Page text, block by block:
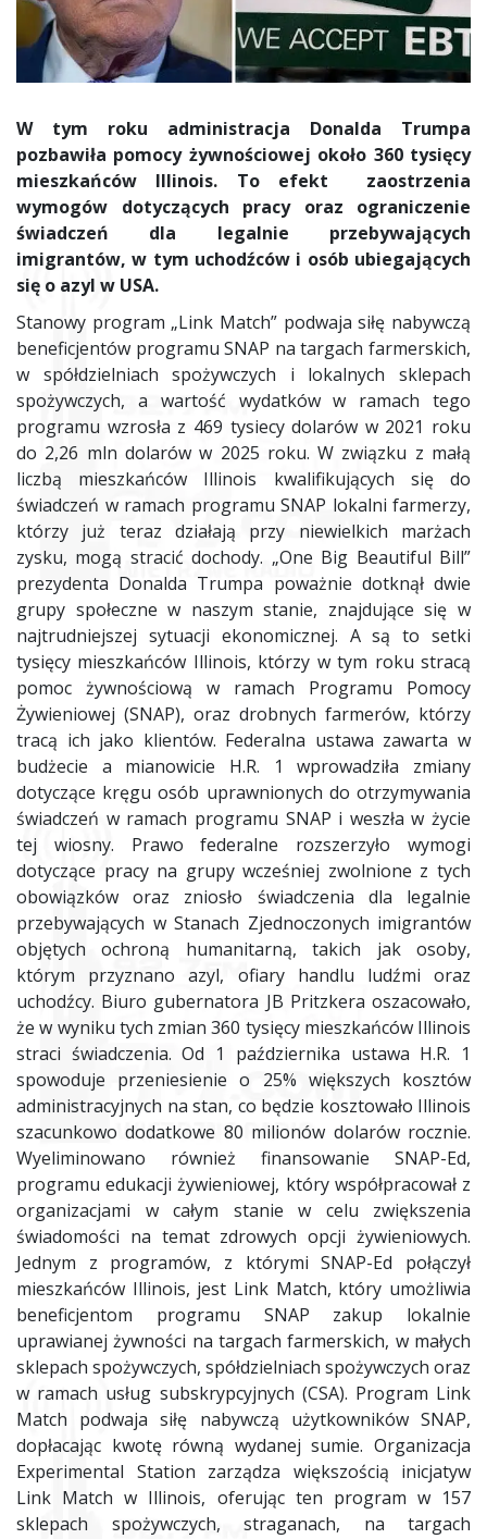
W tym roku administracja Donalda Trumpa
pozbawiła pomocy żywnościowej około 360 tysięcy
mieszkańców Illinois. To efekt zaostrzenia
wymogów dotyczących pracy oraz ograniczenie
świadczeń dla legalnie przebywających
imigrantów, w tym uchodźców i osób ubiegających
się o azyl w USA.
Stanowy program „Link Match” podwaja siłę nabywczą
beneficjentów programu SNAP na targach farmerskich,
w spółdzielniach spożywczych i lokalnych sklepach
spożywczych, a wartość wydatków w ramach tego
programu wzrosła z 469 tysiecy dolarów w 2021 roku
do 2,26 mln dolarów w 2025 roku. W związku z małą
liczbą mieszkańców Illinois kwalifikujących się do
świadczeń w ramach programu SNAP lokalni farmerzy,
którzy już teraz działają przy niewielkich marżach
zysku, mogą stracić dochody. „One Big Beautiful Bill”
prezydenta Donalda Trumpa poważnie dotknął dwie
grupy społeczne w naszym stanie, znajdujące się w
najtrudniejszej sytuacji ekonomicznej. A są to setki
tysięcy mieszkańców Illinois, którzy w tym roku stracą
pomoc żywnościową w ramach Programu Pomocy
Żywieniowej (SNAP), oraz drobnych farmerów, którzy
tracą ich jako klientów. Federalna ustawa zawarta w
budżecie a mianowicie H.R. 1 wprowadziła zmiany
dotyczące kręgu osób uprawnionych do otrzymywania
świadczeń w ramach programu SNAP i weszła w życie
tej wiosny. Prawo federalne rozszerzyło wymogi
dotyczące pracy na grupy wcześniej zwolnione z tych
obowiązków oraz zniosło świadczenia dla legalnie
przebywających w Stanach Zjednoczonych imigrantów
objętych ochroną humanitarną, takich jak osoby,
którym przyznano azyl, ofiary handlu ludźmi oraz
uchodźcy. Biuro gubernatora JB Pritzkera oszacowało,
że w wyniku tych zmian 360 tysięcy mieszkańców Illinois
straci świadczenia. Od 1 października ustawa H.R. 1
spowoduje przeniesienie o 25% większych kosztów
administracyjnych na stan, co będzie kosztowało Illinois
szacunkowo dodatkowe 80 milionów dolarów rocznie.
Wyeliminowano również finansowanie SNAP-Ed,
programu edukacji żywieniowej, który współpracował z
organizacjami w całym stanie w celu zwiększenia
świadomości na temat zdrowych opcji żywieniowych.
Jednym z programów, z którymi SNAP-Ed połączył
mieszkańców Illinois, jest Link Match, który umożliwia
beneficjentom programu SNAP zakup lokalnie
uprawianej żywności na targach farmerskich, w małych
sklepach spożywczych, spółdzielniach spożywczych oraz
w ramach usług subskrypcyjnych (CSA). Program Link
Match podwaja siłę nabywczą użytkowników SNAP,
dopłacając kwotę równą wydanej sumie. Organizacja
Experimental Station zarządza większością inicjatyw
Link Match w Illinois, oferując ten program w 157
sklepach spożywczych, straganach, na targach